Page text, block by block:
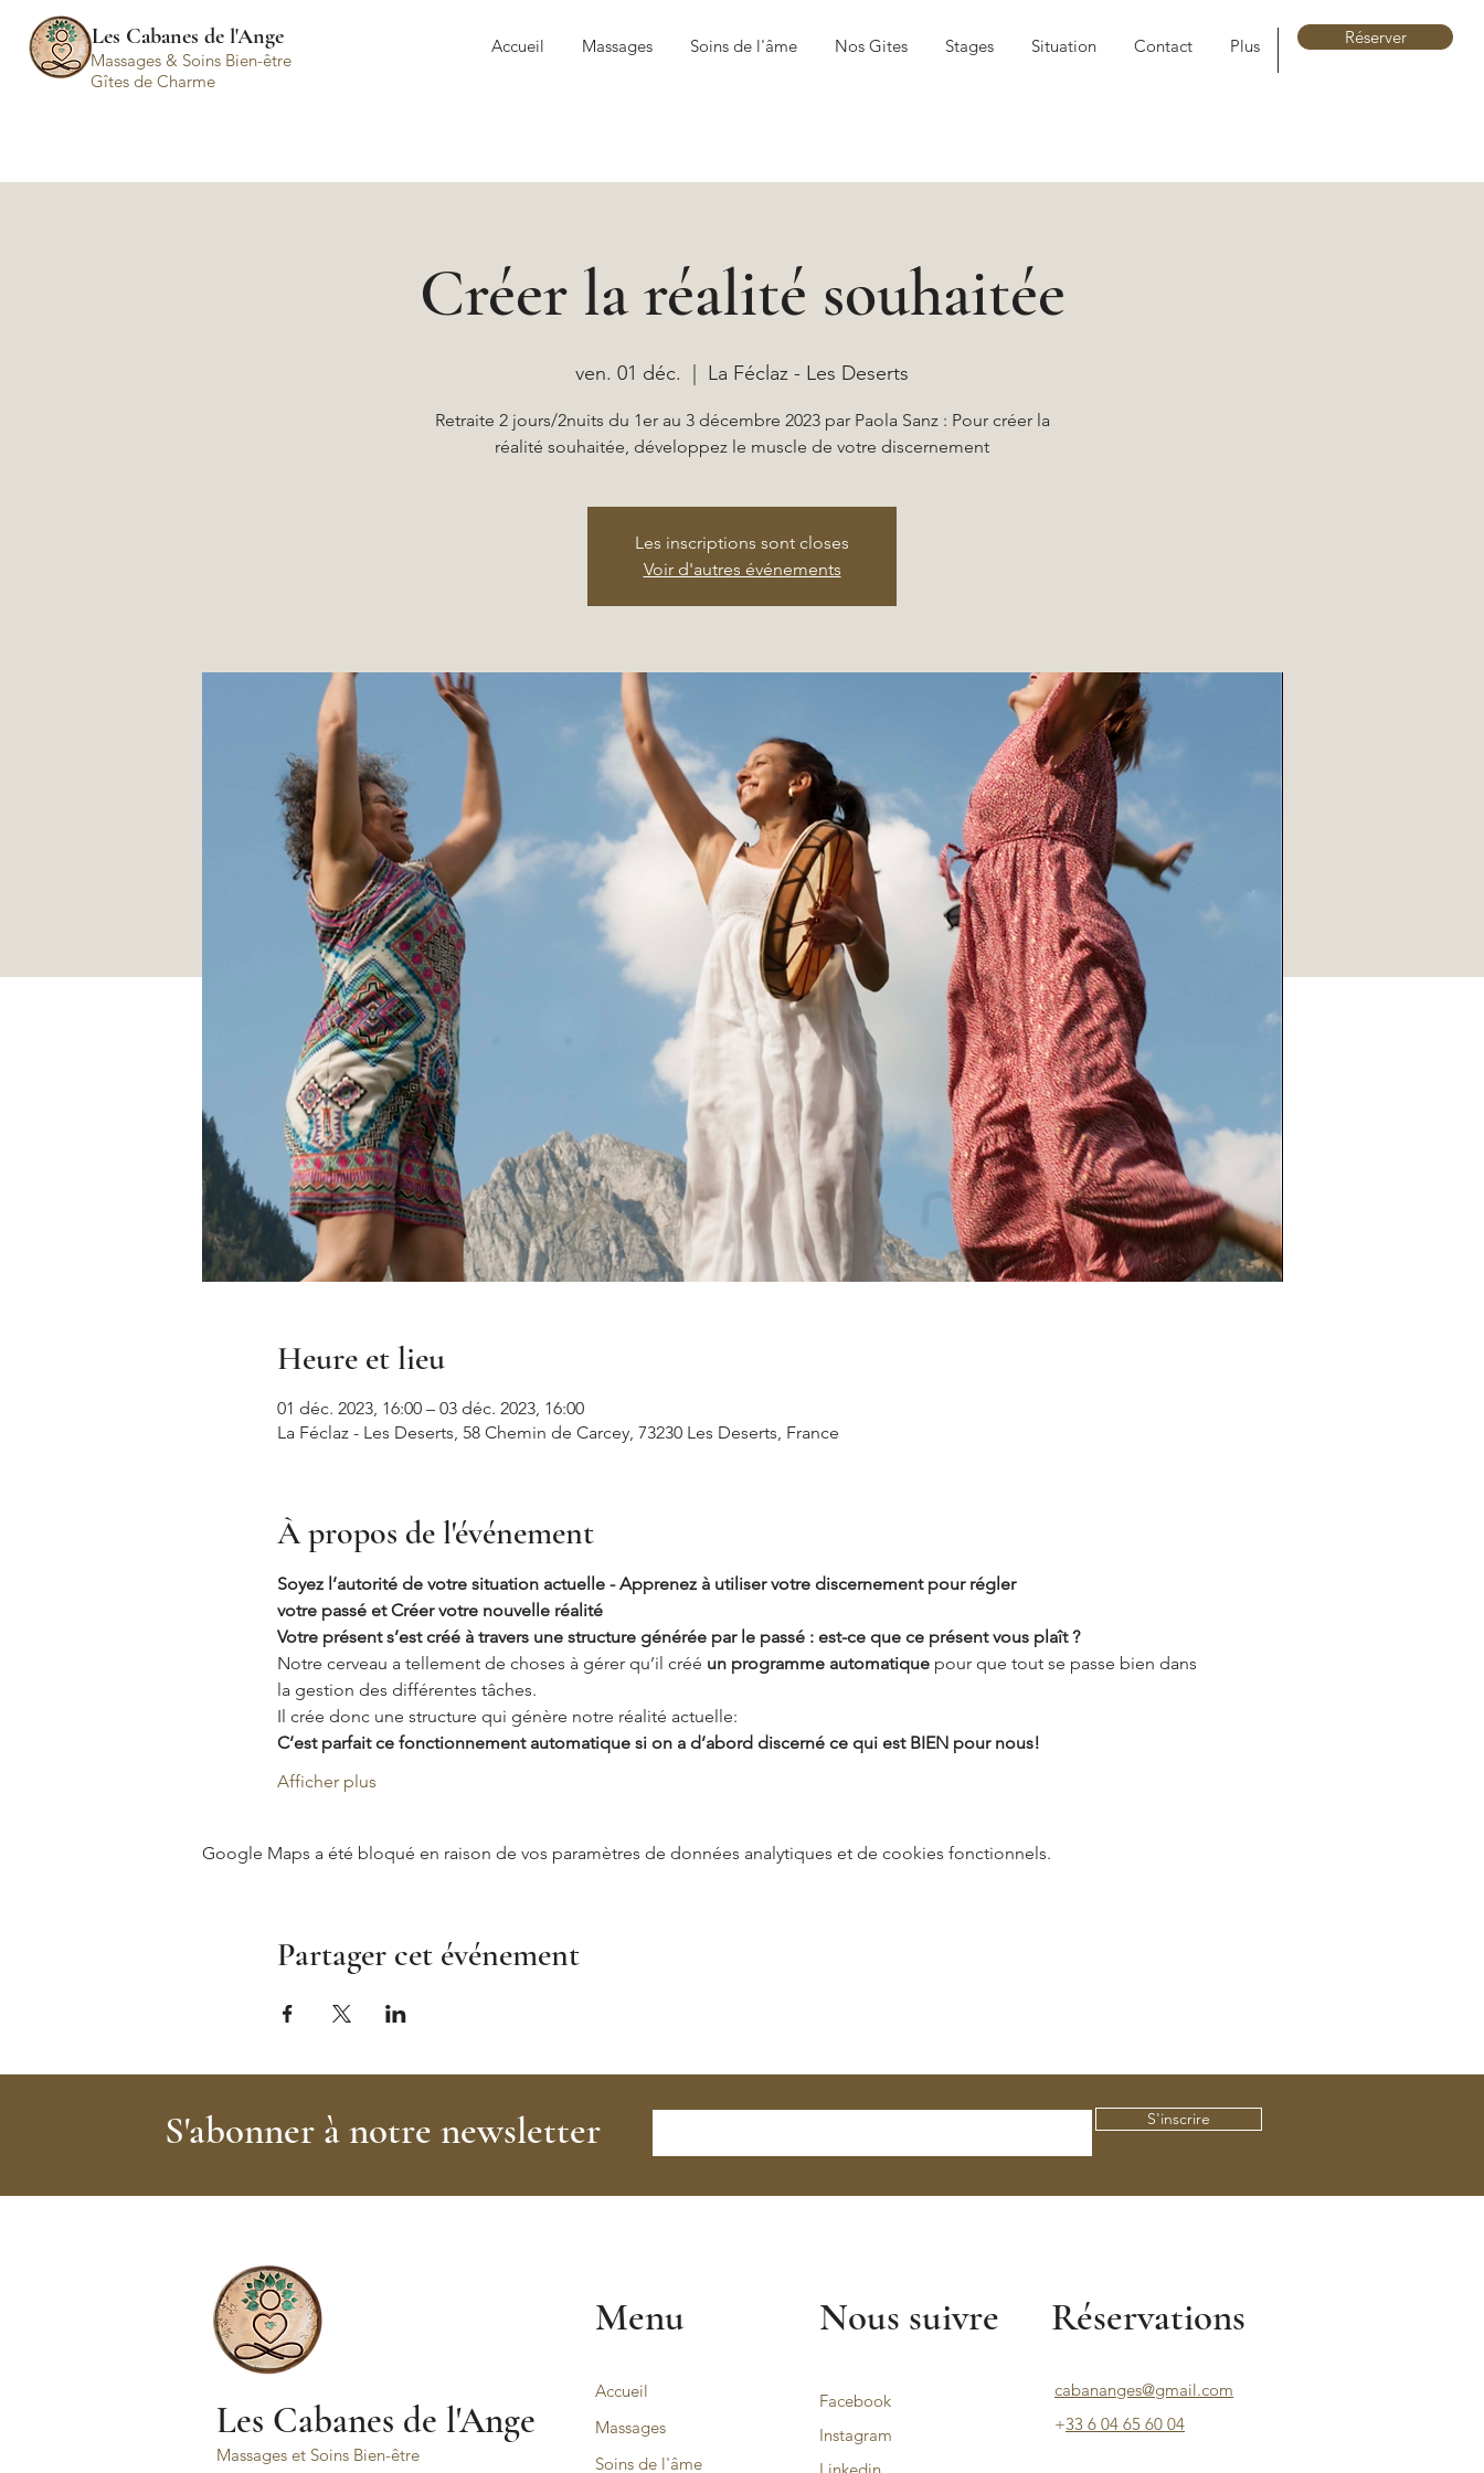
Les Cabanes de l'Ange
Massages & Soins Bien-être
Gîtes de Charme
Accueil Massages Soins de l'âme Nos Gites Stages Situation Contact Plus Réserver
Créer la réalité souhaitée
ven. 01 déc. La Féclaz - Les Deserts
Retraite 2 jours/2nuits du 1er au 3 décembre 2023 par Paola Sanz : Pour créer la
réalité souhaitée, développez le muscle de votre discernement
Les inscriptions sont closes
Voir d'autres événements
Heure et lieu
01 déc. 2023, 16:00 – 03 déc. 2023, 16:00
La Féclaz - Les Deserts, 58 Chemin de Carcey, 73230 Les Deserts, France
À propos de l'événement
Soyez l’autorité de votre situation actuelle - Apprenez à utiliser votre discernement pour régler
votre passé et Créer votre nouvelle réalité
Votre présent s’est créé à travers une structure générée par le passé : est-ce que ce présent vous plaît ?
Notre cerveau a tellement de choses à gérer qu’il créé un programme automatique pour que tout se passe bien dans
la gestion des différentes tâches.
Il crée donc une structure qui génère notre réalité actuelle:
C’est parfait ce fonctionnement automatique si on a d’abord discerné ce qui est BIEN pour nous!
Afficher plus
Google Maps a été bloqué en raison de vos paramètres de données analytiques et de cookies fonctionnels.
Partager cet événement
S'abonner à notre newsletter
S'inscrire
Les Cabanes de l'Ange
Massages et Soins Bien-être
Menu Nous suivre Réservations
Accueil
Massages
Soins de l'âme
Facebook
Instagram
cabananges@gmail.com
+33 6 04 65 60 04